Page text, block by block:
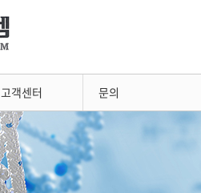
고객센터 문의